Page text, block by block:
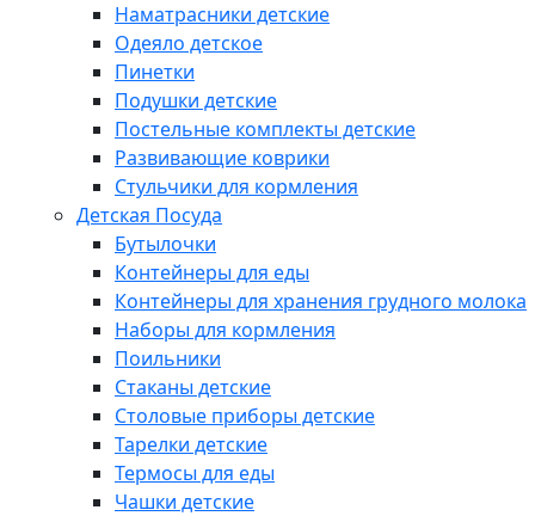
Наматрасники детские
Одеяло детское
Пинетки
Подушки детские
Постельные комплекты детские
Развивающие коврики
Стульчики для кормления
Детская Посуда
Бутылочки
Контейнеры для еды
Контейнеры для хранения грудного молока
Наборы для кормления
Поильники
Стаканы детские
Столовые приборы детские
Тарелки детские
Термосы для еды
Чашки детские